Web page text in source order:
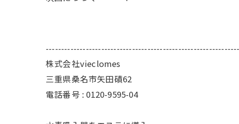
株式会社vieclomes
三重県桑名市矢田磧62
電話番号 : 0120-9595-04